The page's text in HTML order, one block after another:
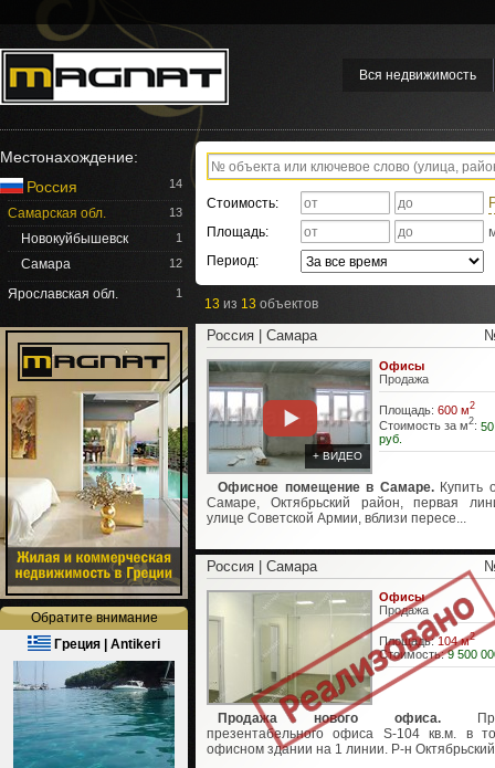
Вся недвижимость
Местонахождение:
Россия
14
Самарская обл. 13
Новокуйбышевск 1
Самара 12
Ярославская обл. 1
Обратите внимание
Греция | Antikeri
Стоимость:
Площадь:
Период:
13 из 13 объектов
Россия | Самара
+ ВИДЕО
Офисы
Продажа
Площадь: 600 м2
Стоимость за м2:
руб.
Офисное помещение в Самаре.Купить
Самаре, Октябрьский район, первая
улице Советской Армии, вблизи пересе...
Россия | Самара
Офисы
Продажа
Площадь:104 м2
Стоимость: 9 500
Продажа нового офиса.
презентабельного офиса S-104 кв.м. в
офисном здании на 1 линии. Р-н